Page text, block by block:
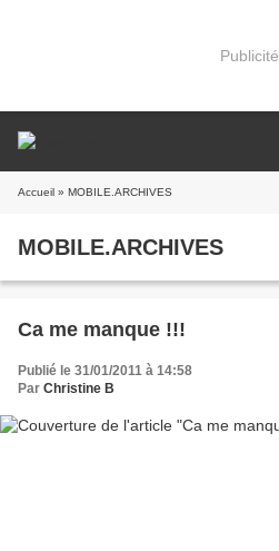
Publicité
Accueil » MOBILE.ARCHIVES
MOBILE.ARCHIVES
Ca me manque !!!
Publié le 31/01/2011 à 14:58
Par Christine B